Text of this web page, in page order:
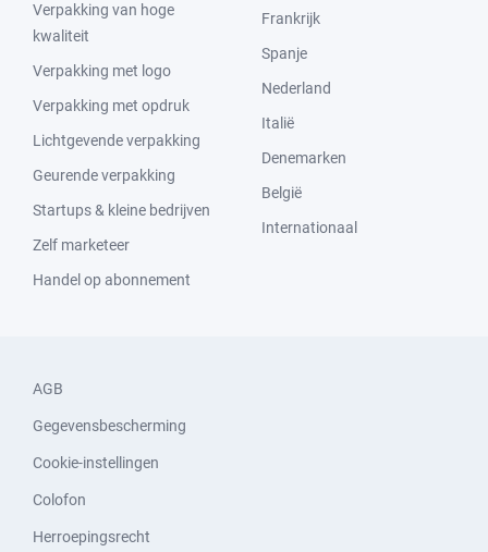
Verpakking van hoge
kwaliteit
Verpakking met logo
Verpakking met opdruk
Lichtgevende verpakking
Geurende verpakking
Startups & kleine bedrijven
Zelf marketeer
Handel op abonnement
Frankrijk
Spanje
Nederland
Italië
Denemarken
België
Internationaal
AGB
Gegevensbescherming
Cookie-instellingen
Colofon
Herroepingsrecht